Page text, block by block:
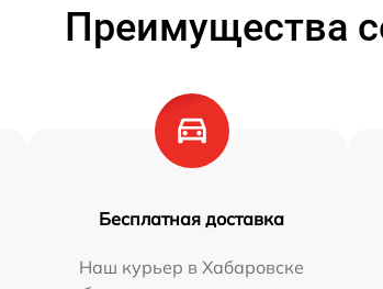
Преимущества
Бесплатная доставка
Наш курьер в Хабаровске